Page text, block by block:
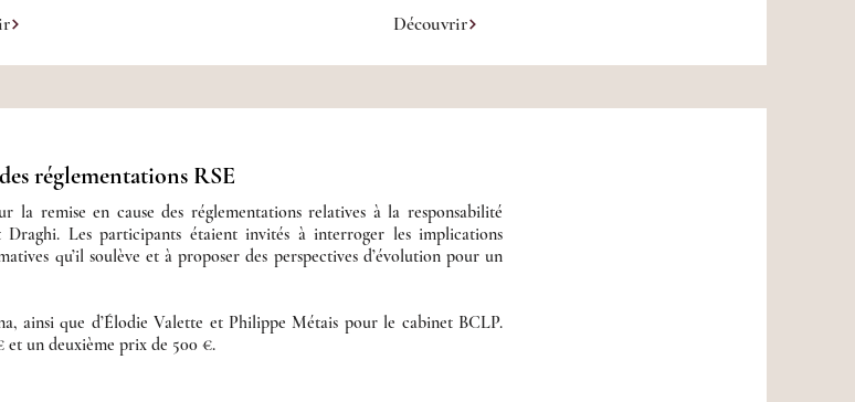
Découvrir
réglementations RSE
remise en cause des réglementations relatives à la responsabilité
Les participants étaient invités à interroger les implications
qu’il soulève et à proposer des perspectives d’évolution pour un
ainsi que d’Élodie Valette et Philippe Métais pour le cabinet BCLP.
un deuxième prix de 500 €.